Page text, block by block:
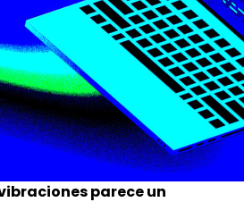
parece un